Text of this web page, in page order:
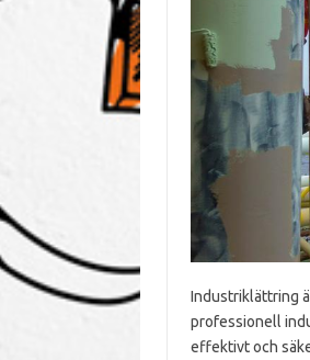
Industriklättring
professionell
effektivt och